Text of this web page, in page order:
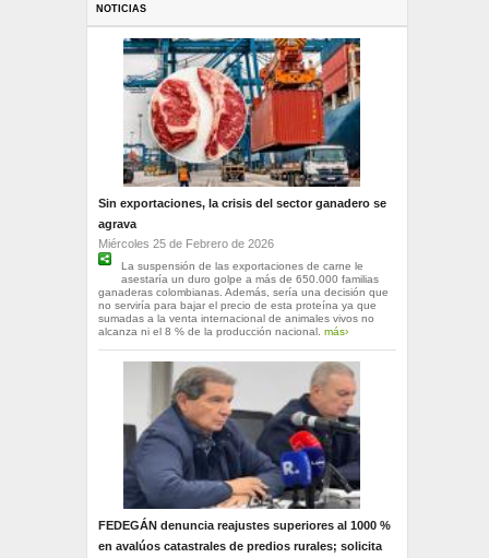
NOTICIAS
Sin exportaciones, la crisis del sector ganadero se
agrava
Miércoles 25 de Febrero de 2026
La suspensión de las exportaciones de carne le
asestaría un duro golpe a más de 650.000 familias
ganaderas colombianas. Además, sería una decisión que
no serviría para bajar el precio de esta proteína ya que
sumadas a la venta internacional de animales vivos no
alcanza ni el 8 % de la producción nacional. más›
FEDEGÁN denuncia reajustes superiores al 1000 %
en avalúos catastrales de predios rurales; solicita